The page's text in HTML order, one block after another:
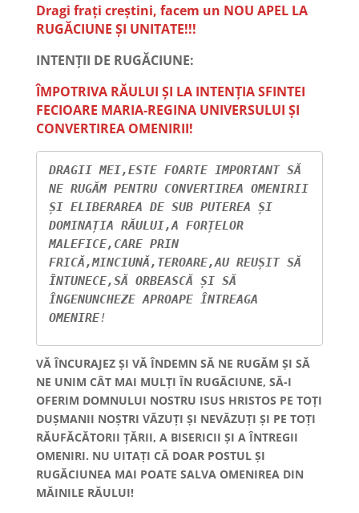
Dragi frați creștini, facem un NOU APEL LA
RUGĂCIUNE ȘI UNITATE!!!
INTENȚII DE RUGĂCIUNE:
ÎMPOTRIVA RĂULUI ȘI LA INTENȚIA SFINTEI
FECIOARE MARIA-REGINA UNIVERSULUI ȘI
CONVERTIREA OMENIRII!
DRAGII MEI,ESTE FOARTE IMPORTANT SĂ
NE RUGĂM PENTRU CONVERTIREA OMENIRII
ȘI ELIBERAREA DE SUB PUTEREA ȘI
DOMINAȚIA RĂULUI,A FORȚELOR
MALEFICE,CARE PRIN
FRICĂ,MINCIUNĂ,TEROARE,AU REUȘIT SĂ
ÎNTUNECE,SĂ ORBEASCĂ ȘI SĂ
ÎNGENUNCHEZE APROAPE ÎNTREAGA
OMENIRE!
VĂ ÎNCURAJEZ ȘI VĂ ÎNDEMN SĂ NE RUGĂM ȘI SĂ
NE UNIM CÂT MAI MULȚI ÎN RUGĂCIUNE, SĂ-I
OFERIM DOMNULUI NOSTRU ISUS HRISTOS PE TOȚI
DUȘMANII NOȘTRI VĂZUȚI ȘI NEVĂZUȚI ȘI PE TOȚI
RĂUFĂCĂTORII ȚĂRII, A BISERICII ȘI A ÎNTREGII
OMENIRI. NU UITAȚI CĂ DOAR POSTUL ȘI
RUGĂCIUNEA MAI POATE SALVA OMENIREA DIN
MĂINILE RĂULUI!